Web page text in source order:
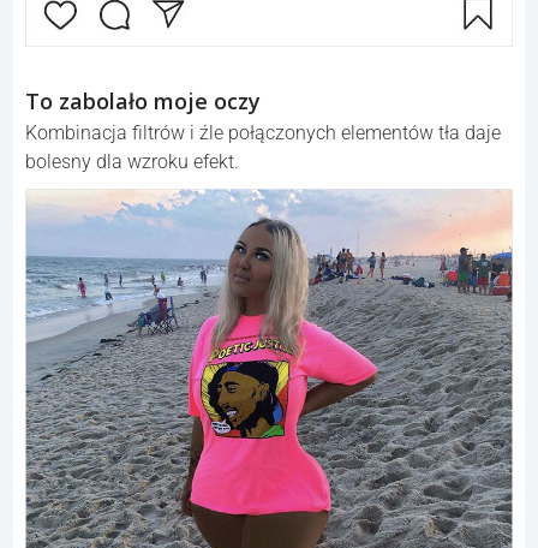
To zabolało moje oczy
Kombinacja filtrów i źle połączonych elementów tła daje
bolesny dla wzroku efekt.